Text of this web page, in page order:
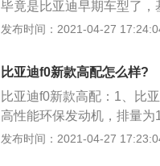
添了更多的年轻时尚的运动
细节设计又最能让消费者感
了，与特斯拉这样概念性
而且车子的尾部线条会比
通连在一起，“3”字形体优
车所有权转移后，现机动车
记的；5、机动车所有人办
入的。
毕竟是比亚迪早期车型了
点“原始”，变速箱方面，手
的价格，我们也不好要求这
仅2万元）我们还能要求什
生硬的外观，有着动力够
于个人的基本需求。
发布时间：2021-04-27
比亚迪f0新款高配怎么样?
比亚迪f0新款高配：1、比
高性能环保发动机，排量
置上，F0的双安全气囊、
发布时间：2021-04-27